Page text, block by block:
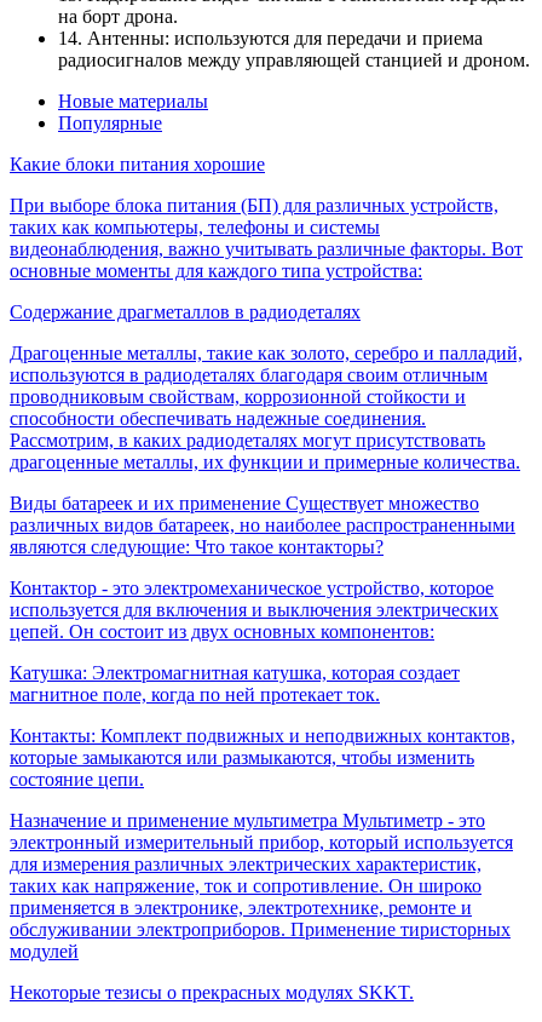
на борт дрона.
14. Антенны: используются для передачи и приема
радиосигналов между управляющей станцией и дроном.
Новые материалы
Популярные
Какие блоки питания хорошие
При выборе блока питания (БП) для различных устройств,
таких как компьютеры, телефоны и системы
видеонаблюдения, важно учитывать различные факторы. Вот
основные моменты для каждого типа устройства:
Содержание драгметаллов в радиодеталях
Драгоценные металлы, такие как золото, серебро и палладий,
используются в радиодеталях благодаря своим отличным
проводниковым свойствам, коррозионной стойкости и
способности обеспечивать надежные соединения.
Рассмотрим, в каких радиодеталях могут присутствовать
драгоценные металлы, их функции и примерные количества.
Виды батареек и их применение Существует множество
различных видов батареек, но наиболее распространенными
являются следующие: Что такое контакторы?
Контактор - это электромеханическое устройство, которое
используется для включения и выключения электрических
цепей. Он состоит из двух основных компонентов:
Катушка: Электромагнитная катушка, которая создает
магнитное поле, когда по ней протекает ток.
Контакты: Комплект подвижных и неподвижных контактов,
которые замыкаются или размыкаются, чтобы изменить
состояние цепи.
Назначение и применение мультиметра Мультиметр - это
электронный измерительный прибор, который используется
для измерения различных электрических характеристик,
таких как напряжение, ток и сопротивление. Он широко
применяется в электронике, электротехнике, ремонте и
обслуживании электроприборов. Применение тиристорных
модулей
Некоторые тезисы о прекрасных модулях SKKT.